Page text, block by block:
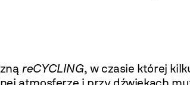
reCYCLING, w czasie której